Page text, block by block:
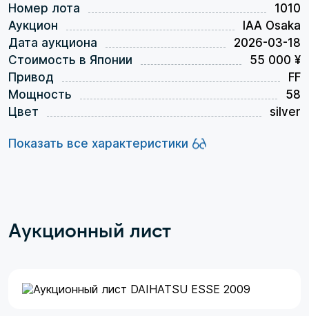
Номер лота
1010
Аукцион
IAA Osaka
Дата аукциона
2026-03-18
Стоимость в Японии
55 000 ¥
Привод
FF
Мощность
58
Цвет
silver
Показать все характеристики
Аукционный лист